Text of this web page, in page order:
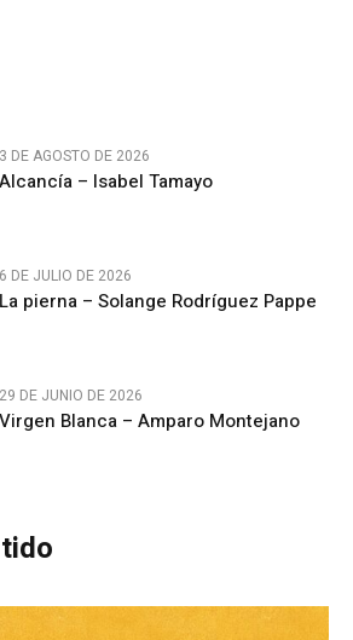
3 DE AGOSTO DE 2026
Alcancía – Isabel Tamayo
6 DE JULIO DE 2026
La pierna – Solange Rodríguez Pappe
29 DE JUNIO DE 2026
Virgen Blanca – Amparo Montejano